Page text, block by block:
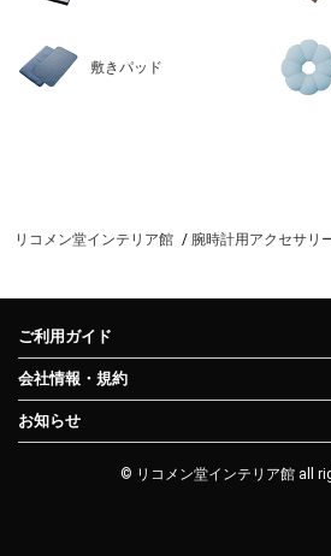
敷きパッド
リコメン堂インテリア館 腕時計用アクセサリ
ご利用ガイド
会社情報・規約
お知らせ
© リコメン堂インテリア館 all